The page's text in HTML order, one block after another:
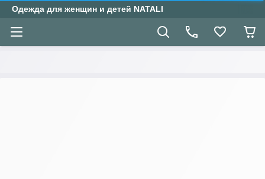
Одежда для женщин и детей NATALI